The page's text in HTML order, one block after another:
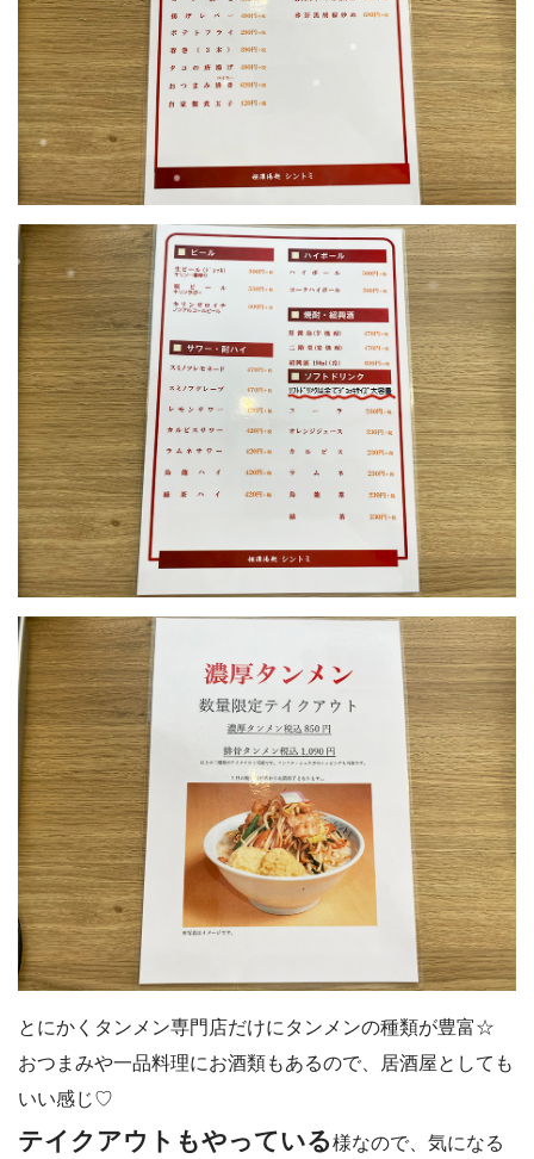
とにかくタンメン専門店だけにタンメンの種類が豊富☆
おつまみや一品料理にお酒類もあるので、居酒屋としても
いい感じ♡
テイクアウトもやっている様なので、気になる